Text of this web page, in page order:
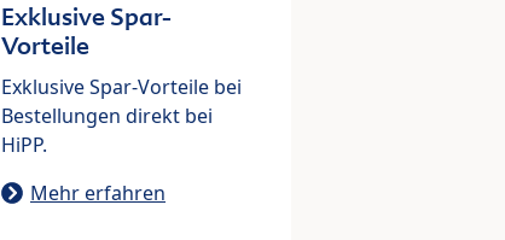
Exklusive Spar-
Vorteile
Exklusive Spar-Vorteile bei
Bestellungen direkt bei
HiPP.
Mehr erfahren